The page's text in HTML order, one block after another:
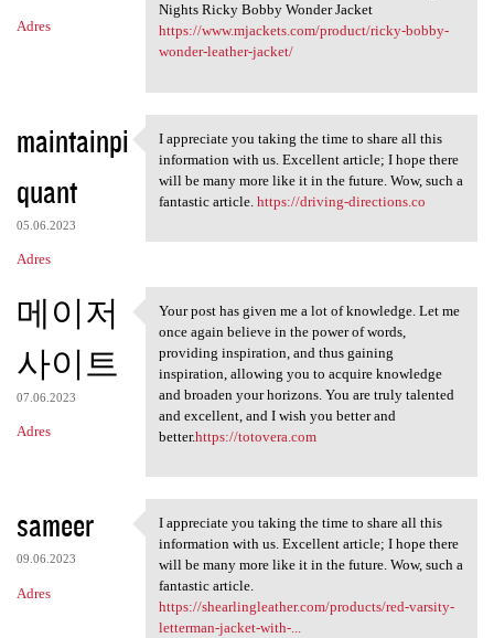
Adres
Nights Ricky Bobby Wonder Jacket
https://www.mjackets.com/product/ricky-bobby-
wonder-leather-jacket/
maintainpi
quant
05.06.2023
Adres
I appreciate you taking the
I appreciate you taking the time to share all this
information with us. Excellent article; I hope there
will be many more like it in the future. Wow, such a
fantastic article. https://driving-directions.co
메이저
사이트
07.06.2023
Adres
Your post has given me a lot
Your post has given me a lot of knowledge. Let me
once again believe in the power of words,
providing inspiration, and thus gaining
inspiration, allowing you to acquire knowledge
and broaden your horizons. You are truly talented
and excellent, and I wish you better and
better.https://totovera.com
sameer
09.06.2023
Adres
I appreciate you taking the
I appreciate you taking the time to share all this
information with us. Excellent article; I hope there
will be many more like it in the future. Wow, such a
fantastic article.
https://shearlingleather.com/products/red-varsity-
letterman-jacket-with-...